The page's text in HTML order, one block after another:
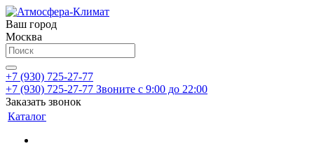
Ваш город
Москва
+7 (930) 725-27-77
+7 (930) 725-27-77 Звоните с 9:00 до 22:00
Заказать звонок
Каталог